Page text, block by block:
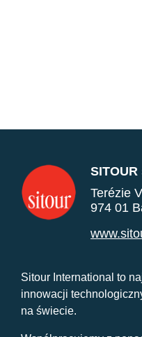
Terézie
974 01
Sitour International to
innowacji
na świecie.